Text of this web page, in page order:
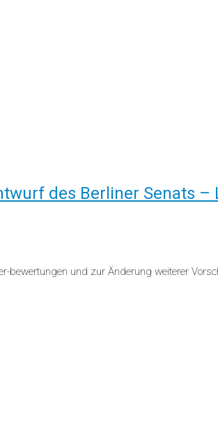
des Berliner Senats
und zur Änderung weiterer